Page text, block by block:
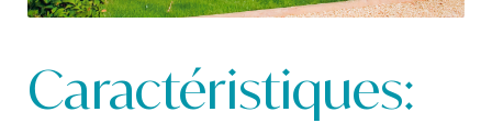
Caractéristiques: